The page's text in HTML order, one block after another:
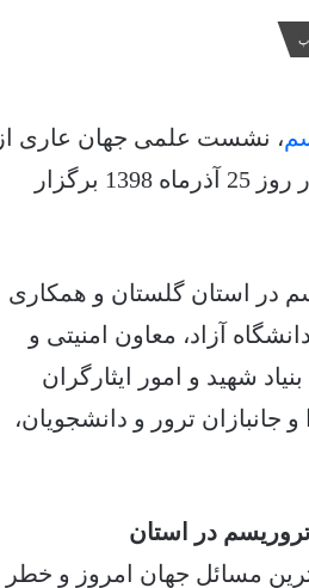
، نشست علمی جهان عاری از
تروریزم در سالن اندیشه دانشگاه آزاد اسلامی گرگان، در روز 25 آذرماه 1398 برگزار
در استان گلستان و همکاری
آزاد، معاون امنیتی و
شهید و امور ایثارگران
ترور و دانشجویان،
در استان
مسائل جهان امروز و خطر